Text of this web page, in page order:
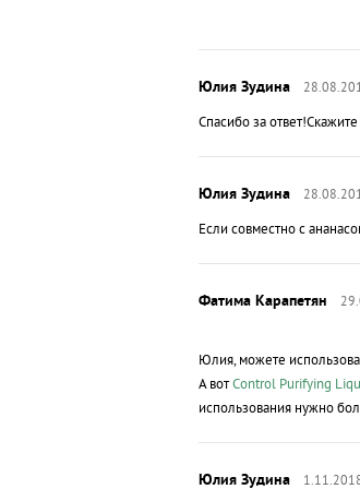
Спасибо за
Если совместно с
Юлия, можете
А вотControl Purifying
использования нужно